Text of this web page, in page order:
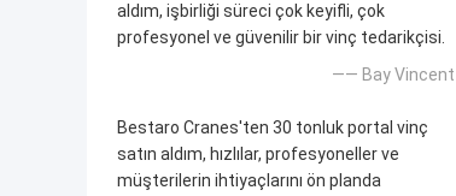
aldım, işbirliği süreci çok keyifli, çok
profesyonel ve güvenilir bir vinç tedarikçisi.
—— Bay Vincent
Bestaro Cranes'ten 30 tonluk portal vinç
satın aldım, hızlılar, profesyoneller ve
müşterilerin ihtiyaçlarını ön planda